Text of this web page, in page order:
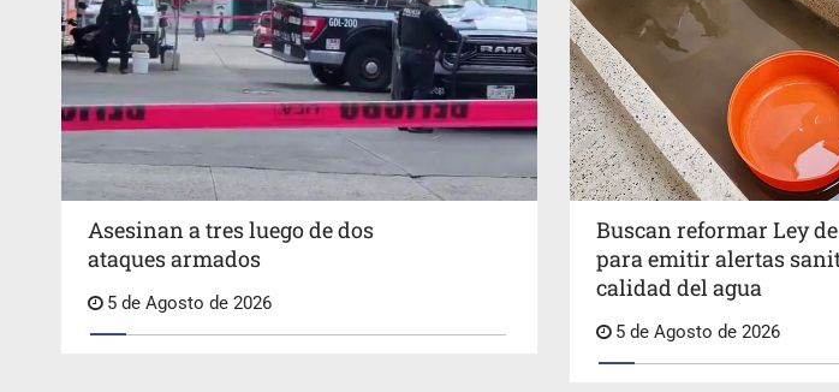
Asesinan a tres luego de dos
ataques armados
5 de Agosto de 2026
Buscan reformar Ley
para emitir alertas
calidad del agua
5 de Agosto de 2026